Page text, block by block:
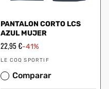
PANTALON CORTO LCS
AZUL MUJER
Precio
oferta
22,95 €-41%
Proveedor:
LE COQ SPORTIF
Comparar